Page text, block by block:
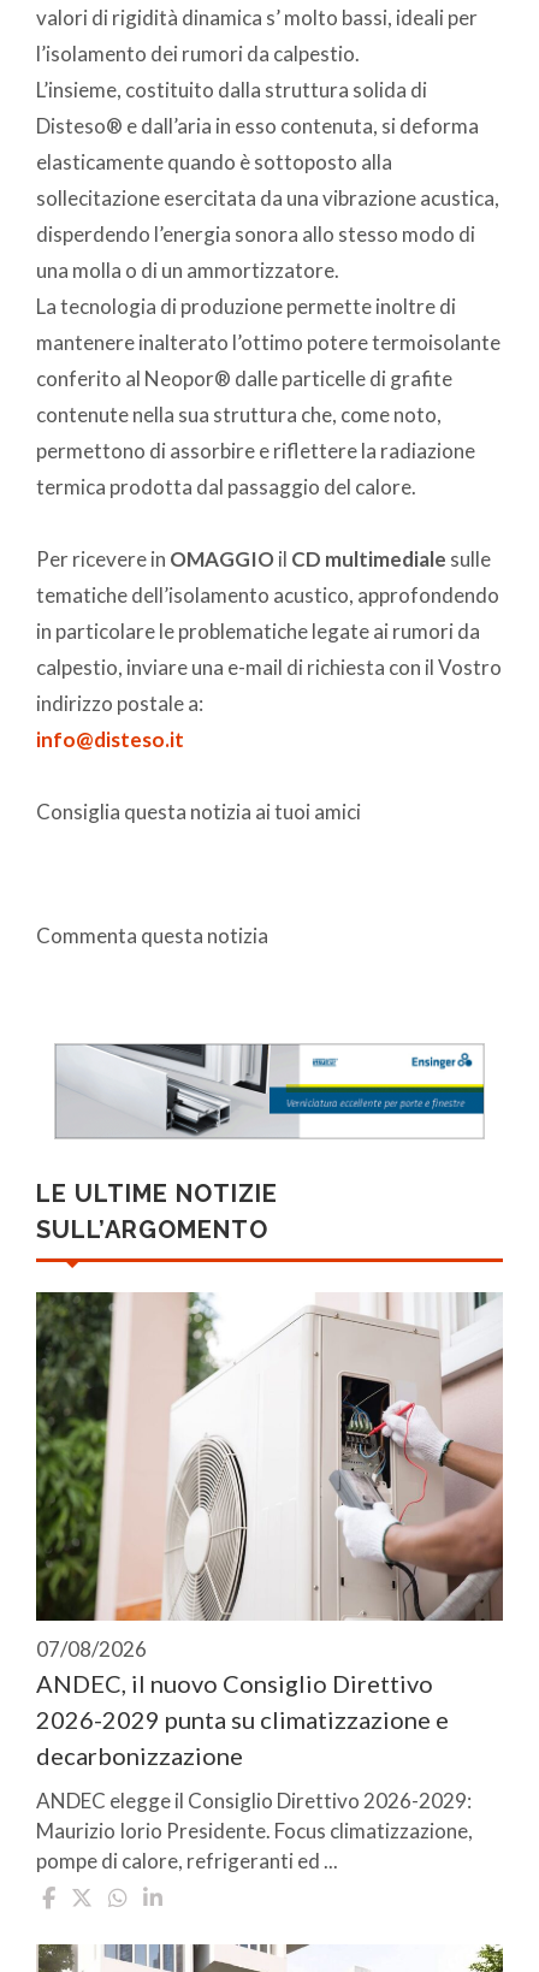
valori di rigidità dinamica s’ molto bassi, ideali per
l’isolamento dei rumori da calpestio.
L’insieme, costituito dalla struttura solida di
Disteso® e dall’aria in esso contenuta, si deforma
elasticamente quando è sottoposto alla
sollecitazione esercitata da una vibrazione acustica,
disperdendo l’energia sonora allo stesso modo di
una molla o di un ammortizzatore.
La tecnologia di produzione permette inoltre di
mantenere inalterato l’ottimo potere termoisolante
conferito al Neopor® dalle particelle di grafite
contenute nella sua struttura che, come noto,
permettono di assorbire e riflettere la radiazione
termica prodotta dal passaggio del calore.
Per ricevere in OMAGGIO il CD multimediale sulle
tematiche dell’isolamento acustico, approfondendo
in particolare le problematiche legate ai rumori da
calpestio, inviare una e-mail di richiesta con il Vostro
indirizzo postale a:
info@disteso.it
Consiglia questa notizia ai tuoi amici
Commenta questa notizia
LE ULTIME NOTIZIE
SULL’ARGOMENTO
07/08/2026
ANDEC, il nuovo Consiglio Direttivo
2026-2029 punta su climatizzazione e
decarbonizzazione
ANDEC elegge il Consiglio Direttivo 2026-2029:
Maurizio Iorio Presidente. Focus climatizzazione,
pompe di calore, refrigeranti ed ...